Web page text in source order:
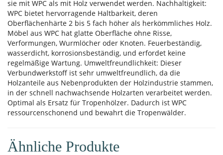
sie mit WPC als mit Holz verwendet werden. Nachhaltigkeit:
WPC bietet hervorragende Haltbarkeit, deren
Oberflächenhärte 2 bis 5 fach höher als herkömmliches Holz.
Möbel aus WPC hat glatte Oberfläche ohne Risse,
Verformungen, Wurmlöcher oder Knoten. Feuerbeständig,
wasserdicht, korrosionsbeständig, und erfordet keine
regelmäßige Wartung. Umweltfreundlichkeit: Dieser
Verbundwerkstoff ist sehr umweltfreundlich, da die
Holzanteile aus Nebenprodukten der Holzindustrie stammen,
in der schnell nachwachsende Holzarten verarbeitet werden.
Optimal als Ersatz für Tropenhölzer. Dadurch ist WPC
ressourcenschonend und bewahrt die Tropenwälder.
Ähnliche Produkte